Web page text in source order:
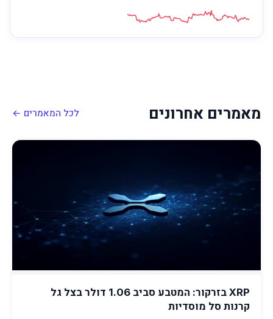
מאמרים אחרונים לכל המאמרים ←
XRP בזרקור: המטבע סביב 1.06 דולר בצל גל
קרנות סל מוסדיות